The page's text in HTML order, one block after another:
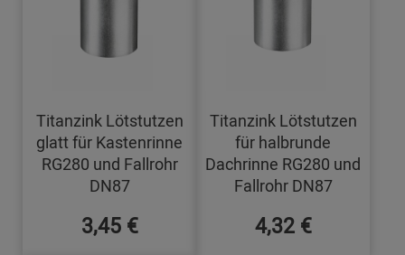
Titanzink Lötstutzen
glatt für Kastenrinne
RG280 und Fallrohr
DN87
3,45 €
Titanzink Lötstutzen
für halbrunde
Dachrinne RG280 und
Fallrohr DN87
4,32 €